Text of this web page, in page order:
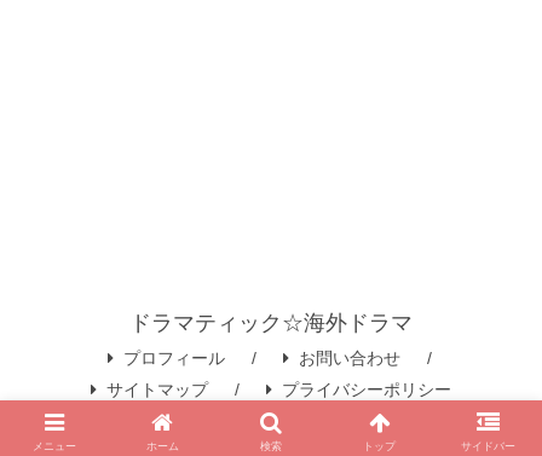
ドラマティック☆海外ドラマ
プロフィール
お問い合わせ
サイトマップ
プライバシーポリシー
© 2020 ドラマティック☆海外ドラマ.
メニュー ホーム 検索 トップ サイドバー